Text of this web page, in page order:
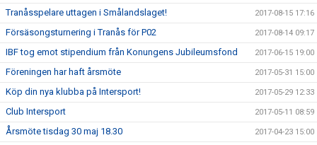
Tranåsspelare uttagen i Smålandslaget! 2017-08-15 17:16
Försäsongsturnering i Tranås för P02 2017-08-14 09:17
IBF tog emot stipendium från Konungens Jubileumsfond 2017-06-15 19:00
Föreningen har haft årsmöte 2017-05-31 15:00
Köp din nya klubba på Intersport! 2017-05-29 12:33
Club Intersport 2017-05-11 08:59
Årsmöte tisdag 30 maj 18.30 2017-04-23 15:00